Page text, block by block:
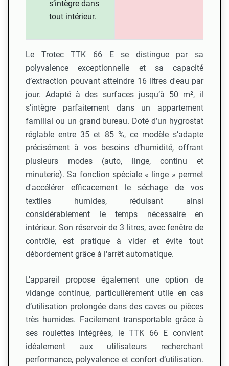
s’intègre dans
tout intérieur.
Le Trotec TTK 66 E se distingue par sa
polyvalence exceptionnelle et sa capacité
d’extraction pouvant atteindre 16 litres d'eau par
jour. Adapté à des surfaces jusqu’à 50 m², il
s’intègre parfaitement dans un appartement
familial ou un grand bureau. Doté d’un hygrostat
réglable entre 35 et 85 %, ce modèle s’adapte
précisément à vos besoins d’humidité, offrant
plusieurs modes (auto, linge, continu et
minuterie). Sa fonction spéciale « linge » permet
d'accélérer efficacement le séchage de vos
textiles humides, réduisant ainsi
considérablement le temps nécessaire en
intérieur. Son réservoir de 3 litres, avec fenêtre de
contrôle, est pratique à vider et évite tout
débordement grâce à l'arrêt automatique.
L’appareil propose également une option de
vidange continue, particulièrement utile en cas
d’utilisation prolongée dans des caves ou pièces
très humides. Facilement transportable grâce à
ses roulettes intégrées, le TTK 66 E convient
idéalement aux utilisateurs recherchant
performance, polyvalence et confort d’utilisation.